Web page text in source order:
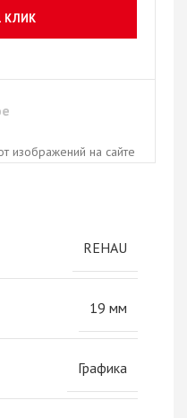
КЛИК
изображений на сайте
REHAU
19 мм
Графика